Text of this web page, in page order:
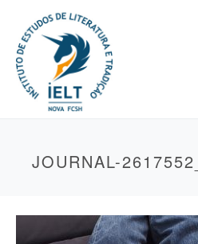
JOURNAL-